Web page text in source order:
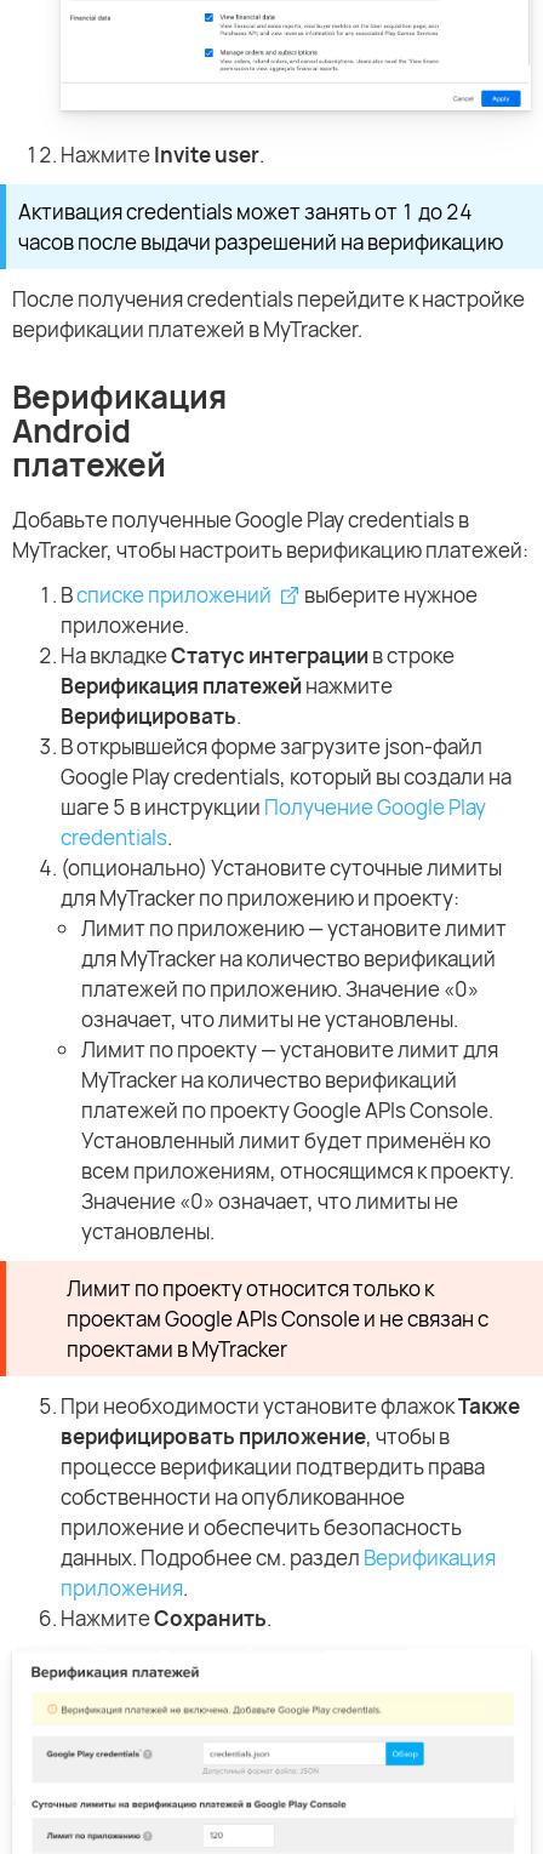
НажмитеInvite user.
Активация credentials может занять от 1 до 24
часов после выдачи разрешений на верификацию
После получения credentials перейдите к настройке
верификации платежей в MyTracker.
Верификация
Android
платежей
Добавьте полученные Google Play credentials в
MyTracker, чтобы настроить верификацию платежей:
Всписке приложений
выберите нужное
приложение.
На вкладкеСтатус интеграциив строке
Верификация платежейнажмите
Верифицировать.
В открывшейся форме загрузите json-файл
Google Play credentials, который вы создали на
шаге 5 в инструкции Получение Google Play
credentials.
(опционально) Установите суточные лимиты
для MyTracker по приложению и проекту:
Лимит по приложению — установите лимит
для MyTracker на количество верификаций
платежей по приложению. Значение «0»
означает, что лимиты не установлены.
Лимит по проекту — установите лимит для
MyTracker на количество верификаций
платежей по проекту Google APIs Console.
Установленный лимит будет применён ко
всем приложениям, относящимся к проекту.
Значение «0» означает, что лимиты не
установлены.
Лимит по проекту относится только к
проектам Google APIs Console и не связан с
проектами в MyTracker
При необходимости установите флажокТакже
верифицировать приложение, чтобы в
процессе верификации подтвердить права
собственности на опубликованное
приложение и обеспечить безопасность
данных. Подробнее см. раздел Верификация
приложения.
НажмитеСохранить.